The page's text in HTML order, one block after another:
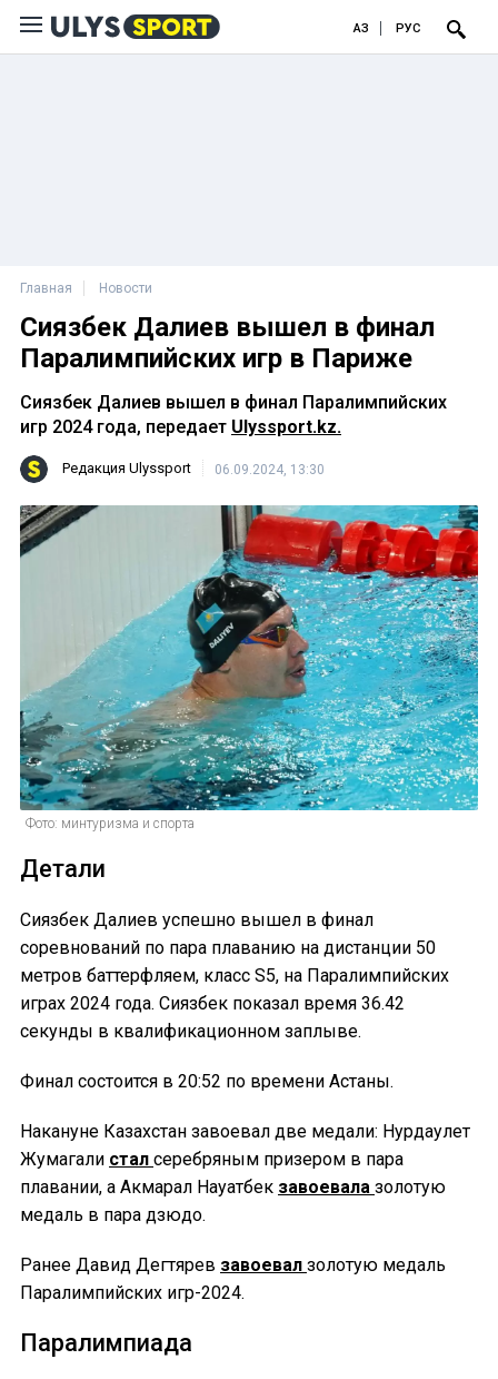
ҚАЗ РУС
Главная Новости
Сиязбек Далиев вышел в финал
Паралимпийских игр в Париже
Сиязбек Далиев вышел в финал Паралимпийских
игр 2024 года, передает Ulyssport.kz.
Редакция Ulyssport 06.09.2024, 13:30
Фото: минтуризма и спорта
Детали
Сиязбек Далиев успешно вышел в финал
соревнований по пара плаванию на дистанции 50
метров баттерфляем, класс S5, на Паралимпийских
играх 2024 года. Сиязбек показал время 36.42
секунды в квалификационном заплыве.
Финал состоится в 20:52 по времени Астаны.
Накануне Казахстан завоевал две медали: Нурдаулет
Жумагали стал серебряным призером в пара
плавании, а Акмарал Науатбек завоевала золотую
медаль в пара дзюдо.
Ранее Давид Дегтярев завоевал золотую медаль
Паралимпийских игр-2024.
Паралимпиада